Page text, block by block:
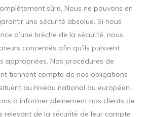
sûre. Nous ne pouvons en
une sécurité absolue. Si nous
d’une brèche de la sécurité, nous
concernés afin qu’ils puissent
appropriées. Nos procédures de
tiennent compte de nos obligations
au niveau national ou européen.
à informer pleinement nos clients de
relevant de la sécurité de leur compte